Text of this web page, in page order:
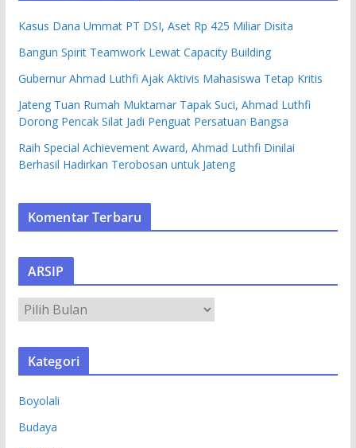
Kasus Dana Ummat PT DSI, Aset Rp 425 Miliar Disita
Bangun Spirit Teamwork Lewat Capacity Building
Gubernur Ahmad Luthfi Ajak Aktivis Mahasiswa Tetap Kritis
Jateng Tuan Rumah Muktamar Tapak Suci, Ahmad Luthfi
Dorong Pencak Silat Jadi Penguat Persatuan Bangsa
Raih Special Achievement Award, Ahmad Luthfi Dinilai
Berhasil Hadirkan Terobosan untuk Jateng
Komentar Terbaru
ARSIP
R
S
Kategori
Boyolali
Budaya